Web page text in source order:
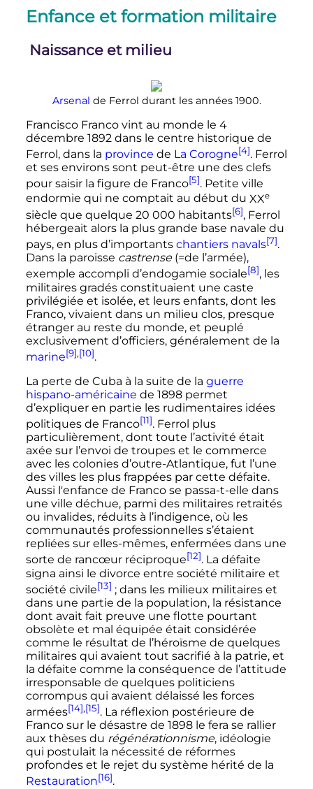
Enfance et formation militaire
Naissance et milieu
Arsenal de Ferrol durant les années 1900.
Francisco Franco vint au monde le 4
décembre 1892 dans le centre historique de
Ferrol, dans la province de La Corogne[4]. Ferrol
et ses environs sont peut-être une des clefs
pour saisir la figure de Franco[5]. Petite ville
endormie qui ne comptait au début du XXe
siècle que quelque 20 000 habitants[6], Ferrol
hébergeait alors la plus grande base navale du
pays, en plus d’importants chantiers navals[7].
Dans la paroisse castrense(=de l’armée),
exemple accompli d’endogamie sociale[8], les
militaires gradés constituaient une caste
privilégiée et isolée, et leurs enfants, dont les
Franco, vivaient dans un milieu clos, presque
étranger au reste du monde, et peuplé
exclusivement d’officiers, généralement de la
marine[9],[10].
La perte de Cuba à la suite de la guerre
hispano-américaine de 1898 permet
d’expliquer en partie les rudimentaires idées
politiques de Franco[11]. Ferrol plus
particulièrement, dont toute l’activité était
axée sur l’envoi de troupes et le commerce
avec les colonies d’outre-Atlantique, fut l’une
des villes les plus frappées par cette défaite.
Aussi l'enfance de Franco se passa-t-elle dans
une ville déchue, parmi des militaires retraités
ou invalides, réduits à l’indigence, où les
communautés professionnelles s’étaient
repliées sur elles-mêmes, enfermées dans une
sorte de rancœur réciproque[12]. La défaite
signa ainsi le divorce entre société militaire et
société civile[13] ; dans les milieux militaires et
dans une partie de la population, la résistance
dont avait fait preuve une flotte pourtant
obsolète et mal équipée était considérée
comme le résultat de l’héroïsme de quelques
militaires qui avaient tout sacrifié à la patrie, et
la défaite comme la conséquence de l’attitude
irresponsable de quelques politiciens
corrompus qui avaient délaissé les forces
armées[14],[15]. La réflexion postérieure de
Franco sur le désastre de 1898 le fera se rallier
aux thèses du régénérationnisme, idéologie
qui postulait la nécessité de réformes
profondes et le rejet du système hérité de la
Restauration[16].